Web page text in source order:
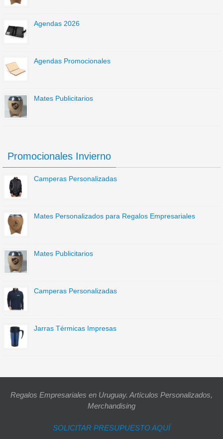
Agendas 2026
Agendas Promocionales
Mates Publicitarios
Promocionales Invierno
Camperas Personalizadas
Mates Personalizados para Regalos Empresariales
Mates Publicitarios
Camperas Personalizadas
Jarras Térmicas Impresas
Regalos Empresariales en Uruguay. Artículos Personalizados,
Merchandising
SOLICITAR PRESUPUESTO AQUÍ